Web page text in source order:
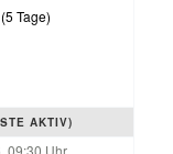
Tage)
AKTIV)